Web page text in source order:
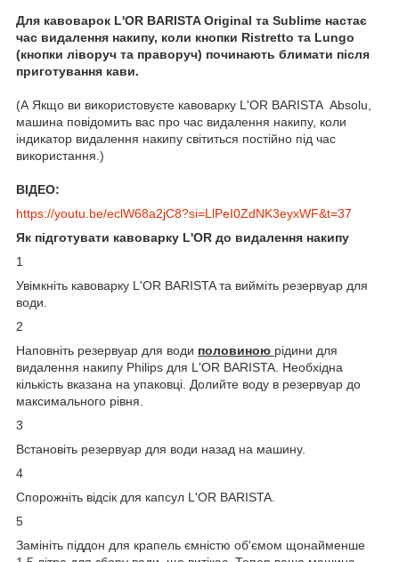
Для кавоварок L'OR BARISTA Original та Sublime настає
час видалення накипу, коли кнопки Ristretto та Lungo
(кнопки ліворуч та праворуч) починають блимати після
приготування кави.
(А Якщо ви використовуєте кавоварку L'OR BARISTA Absolu,
машина повідомить вас про час видалення накипу, коли
індикатор видалення накипу світиться постійно під час
використання.)
ВІДЕО:
https://youtu.be/eclW68a2jC8?si=LlPeI0ZdNK3eyxWF&t=37
Як підготувати кавоварку L'OR до видалення накипу
1
Увімкніть кавоварку L'OR BARISTA та вийміть резервуар для
води.
2
Наповніть резервуар для води половиною рідини для
видалення накипу Philips для L'OR BARISTA. Необхідна
кількість вказана на упаковці. Долийте воду в резервуар до
максимального рівня.
3
Встановіть резервуар для води назад на машину.
4
Спорожніть відсік для капсул L'OR BARISTA.
5
Замініть піддон для крапель ємністю об'ємом щонайменше